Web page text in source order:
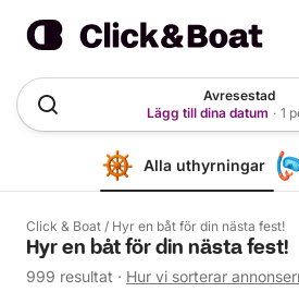
Avresestad
Lägg till dina datum · 1
Alla uthyrningar
Click & Boat / Hyr en båt för din nästa fest!
Hyr en båt för din nästa fest!
999 resultat · Hur vi sorterar